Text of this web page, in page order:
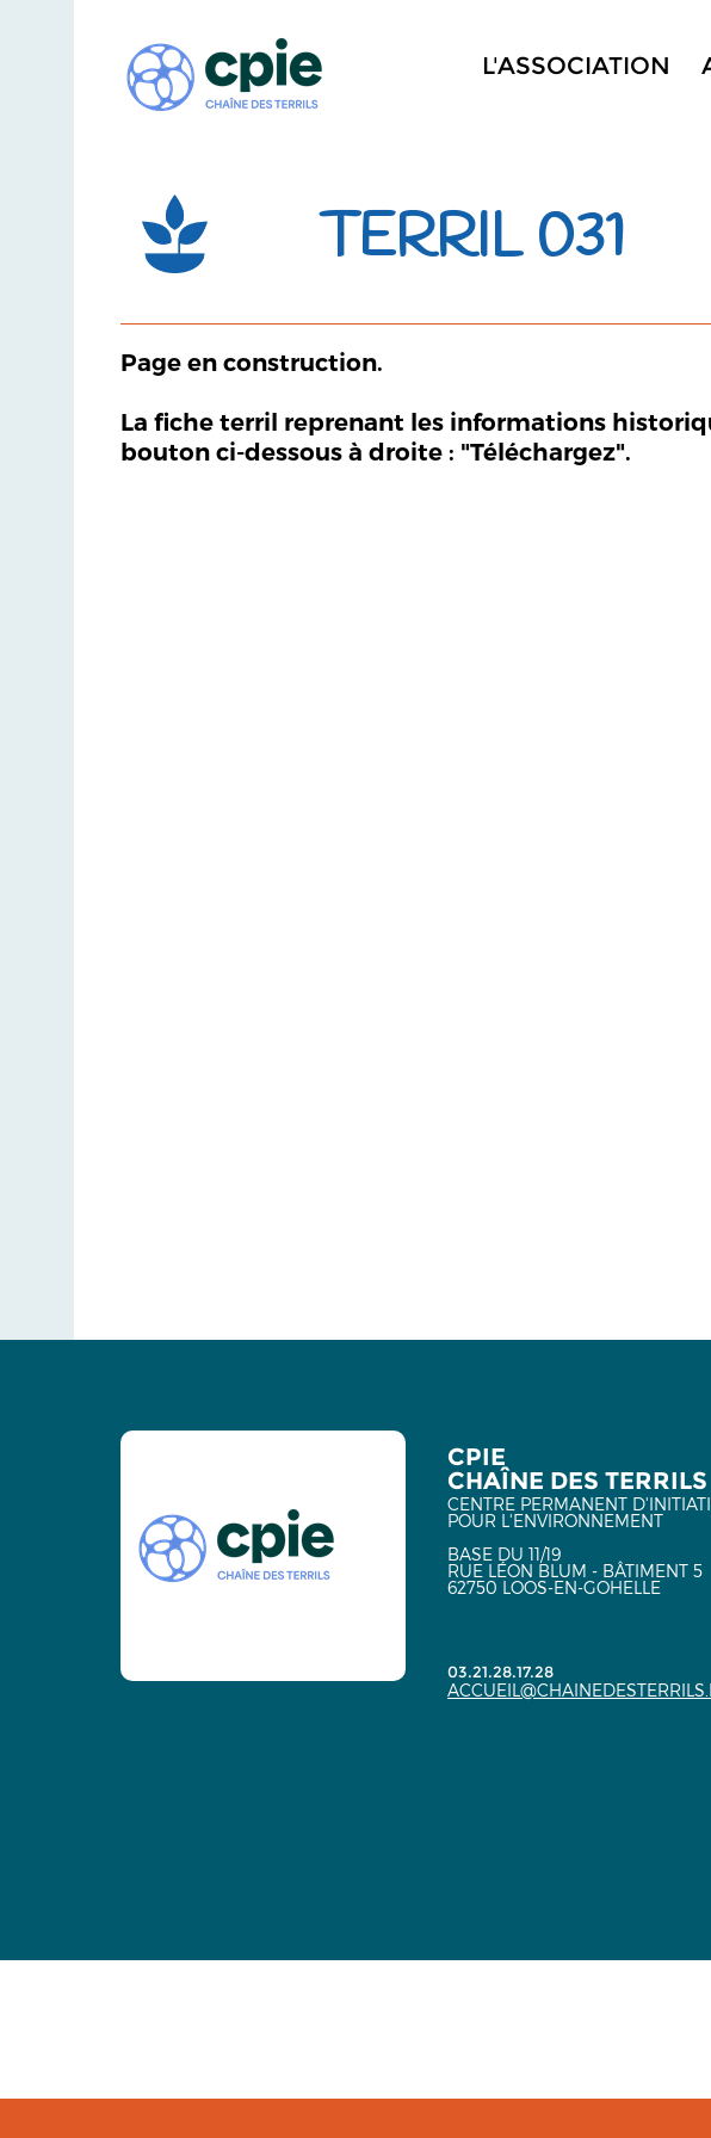
L'ASSOCIATION
TERRIL 031
Page en construction.
La fiche terril reprenant les informations
bouton ci-dessous à droite : "Téléchargez".
CPIE
CHAÎNE DES TERRILS
CENTRE PERMANENT
POUR L'ENVIRONNEMENT
BASE DU 11/19
RUE LÉON BLUM - BÂTIMENT 5
62750 LOOS-EN-GOHELLE
03.21.28.17.28